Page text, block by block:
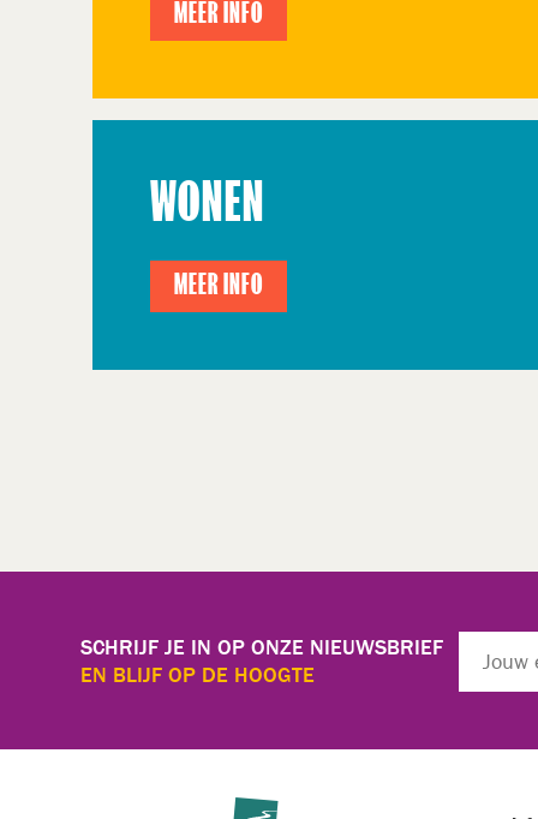
MEER INFO
WONEN
MEER INFO
SCHRIJF JE IN OP ONZE NIEUWSBRIEF
EN BLIJF OP DE HOOGTE